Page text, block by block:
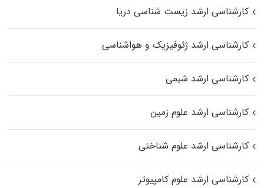
کارشناسی ارشد زیست‌ شناسی دریا
کارشناسی ارشد ژئوفیزیک و هواشناسی
کارشناسی ارشد شیمی
کارشناسی ارشد علوم زمین
کارشناسی ارشد علوم شناختی
کارشناسی ارشد علوم کامپیوتر